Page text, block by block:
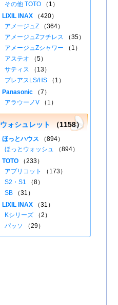
その他 TOTO （1）
LIXIL INAX （420）
アメージュZ （364）
アメージュZフチレス （35）
アメージュZシャワー （1）
アステオ （5）
サティス （13）
プレアスLS/HS （1）
Panasonic （7）
アラウーノV （1）
ウォシュレット （1158）
ほっとハウス （894）
ほっとウォッシュ （894）
TOTO （233）
アプリコット
（173）
S2・S1 （8）
SB （31）
LIXIL INAX （31）
Kシリーズ （2）
パッソ （29）